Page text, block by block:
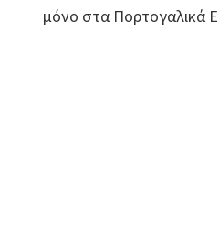
μόνο στα Πορτογαλικά